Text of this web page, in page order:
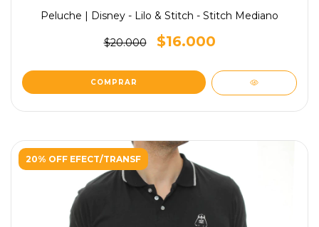
Peluche | Disney - Lilo & Stitch - Stitch Mediano
$20.000 $16.000
20% OFF EFECT/TRANSF